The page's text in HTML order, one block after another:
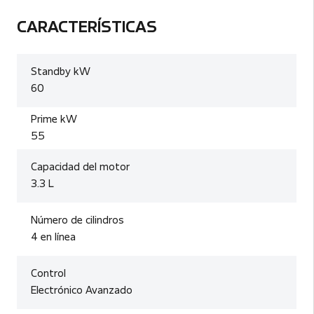
CARACTERÍSTICAS
Standby kW
60
Prime kW
55
Capacidad del motor
3.3 L
Número de cilindros
4 en línea
Control
Electrónico Avanzado